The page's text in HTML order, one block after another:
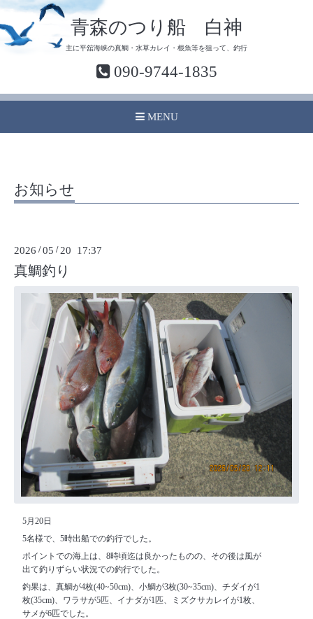
青森のつり船 白神
主に平舘海峡の真鯛・水草カレイ・根魚等を狙って、釣行
090-9744-1835
MENU
お知らせ
2026 /05 / 20 17:37
真鯛釣り
5月20日
5名様で、5時出船での釣行でした。
ポイントでの海上は、8時頃迄は良かったものの、その後は風が
出て釣りずらい状況での釣行でした。
釣果は、真鯛が4枚(40~50cm)、小鯛が3枚(30~35cm)、チダイが1
枚(35cm)、ワラサが5匹、イナダが1匹、ミズクサカレイが1枚、
サメが6匹でした。